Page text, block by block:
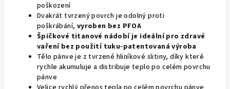
poškození
Dvakrát tvrzený povrch je odolný proti
poškrábání, vyroben bez PFOA
Špičkové titanové nádobí je ideální pro zdravé
vaření bez použití tuku-patentovaná výroba
Tělo pánve je z tvrzené hliníkové slitiny, díky které
rychle akumuluje a distribuje teplo po celém povrchu
pánve